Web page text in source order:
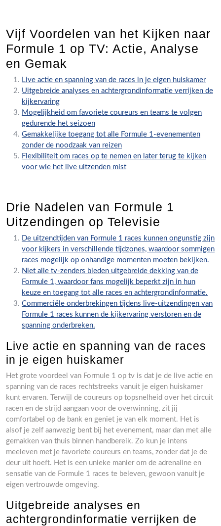
Vijf Voordelen van het Kijken naar
Formule 1 op TV: Actie, Analyse
en Gemak
Live actie en spanning van de races in je eigen huiskamer
Uitgebreide analyses en achtergrondinformatie verrijken de
kijkervaring
Mogelijkheid om favoriete coureurs en teams te volgen
gedurende het seizoen
Gemakkelijke toegang tot alle Formule 1-evenementen
zonder de noodzaak van reizen
Flexibiliteit om races op te nemen en later terug te kijken
voor wie het live uitzenden mist
Drie Nadelen van Formule 1
Uitzendingen op Televisie
De uitzendtijden van Formule 1 races kunnen ongunstig zijn
voor kijkers in verschillende tijdzones, waardoor sommigen
races mogelijk op onhandige momenten moeten bekijken.
Niet alle tv-zenders bieden uitgebreide dekking van de
Formule 1, waardoor fans mogelijk beperkt zijn in hun
keuze en toegang tot alle races en achtergrondinformatie.
Commerciële onderbrekingen tijdens live-uitzendingen van
Formule 1 races kunnen de kijkervaring verstoren en de
spanning onderbreken.
Live actie en spanning van de races
in je eigen huiskamer
Het grote voordeel van Formule 1 op tv is dat je de live actie en
spanning van de races rechtstreeks vanuit je eigen huiskamer
kunt ervaren. Terwijl de coureurs op topsnelheid over het circuit
racen en de strijd aangaan voor de overwinning, zit jij
comfortabel op de bank en geniet je van elk moment. Het is
alsof je zelf aanwezig bent bij het evenement, maar dan met alle
gemakken van thuis binnen handbereik. Zo kun je intens
meeleven met je favoriete coureurs en teams, zonder dat je de
deur uit hoeft. Het is een unieke manier om de adrenaline en
sensatie van de Formule 1 races te beleven, gewoon vanuit je
eigen vertrouwde omgeving.
Uitgebreide analyses en
achtergrondinformatie verrijken de